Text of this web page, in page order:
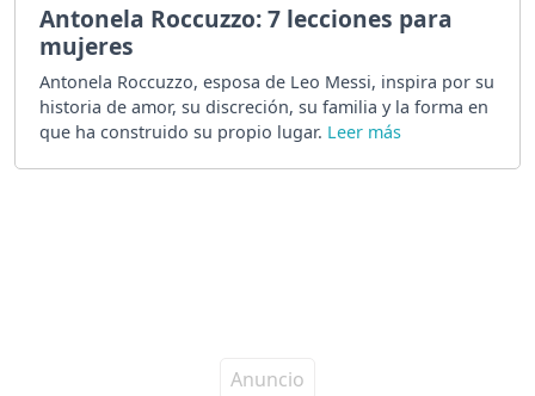
Antonela Roccuzzo: 7 lecciones para
mujeres
Antonela Roccuzzo, esposa de Leo Messi, inspira por su
historia de amor, su discreción, su familia y la forma en
que ha construido su propio lugar.